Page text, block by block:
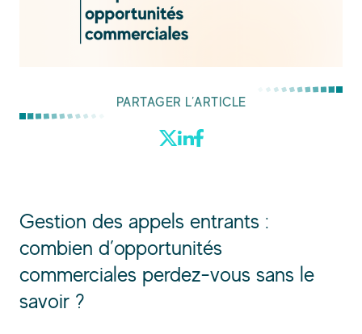
PARTAGER L’ARTICLE
Gestion des appels entrants :
combien d’opportunités
commerciales perdez-vous sans le
savoir ?